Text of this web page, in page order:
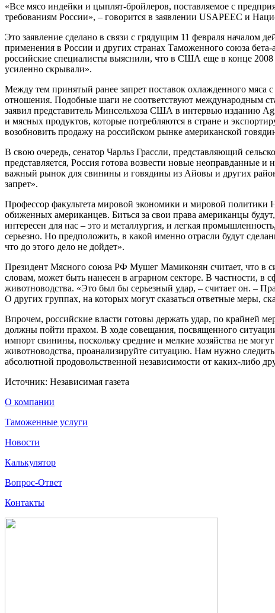
«Все мясо индейки и цыплят-бройлеров, поставляемое с
требованиям России», – говорится в заявлении USAPEEC и
Это заявление сделано в связи с грядущим 11 февраля началом
применения в России и других странах Таможенного союза
российские специалисты выяснили, что в США еще в конце 2008
усиленно скрывали».
Между тем принятый ранее запрет поставок охлажденного
отношения. Подобные шаги не соответствуют международным
заявил представитель Минсельхоза США в интервью изданию
и мясных продуктов, которые потребляются в стране и
возобновить продажу на российском рынке американской
В свою очередь, сенатор Чарльз Грассли, представляющий
представляется, Россия готова возвести новые
важный рынок для свинины и говядины из Айовы и других
запрет».
Профессор факультета мировой экономики и мировой
обиженных американцев. Биться за свои права американцы
интересен для нас – это и металлургия, и легкая
серьезно. Но предположить, в какой именно отрасли будут
что до этого дело не дойдет».
Президент Мясного союза РФ Мушег Мамиконян считает, что в
словам, может быть нанесен в аграрном секторе. В частности, в
животноводства. «Это был бы серьезный удар, – считает он. –
О других группах, на которых могут сказаться ответные меры,
Впрочем, российские власти готовы держать удар, по крайней
должны пойти прахом. В ходе совещания, посвященного ситуации
импорт свинины, поскольку средние и мелкие хозяйства не
животноводства, проанализируйте ситуацию. Нам нужно
абсолютной продовольственной независимости от каких-либо
Источник: Независимая газета
О компании
Таможенные услуги
Новости
Калькулятор
Вопрос-Ответ
Контакты